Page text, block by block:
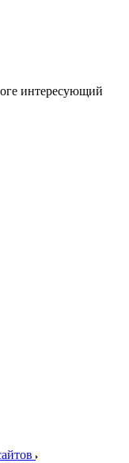
интересующий